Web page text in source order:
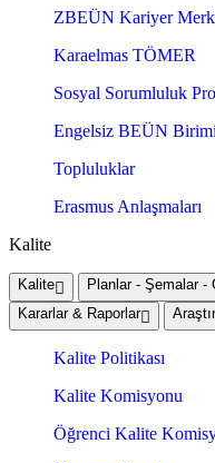
ZBEÜN Kariyer
Karaelmas TÖMER
Sosyal Sorumluluk
Engelsiz BEÜN Birimi
Topluluklar
Erasmus Anlaşmaları
Kalite
Kalite Planlar - Şemalar -
Kararlar & Raporlar
Kalite Politikası
Kalite Komisyonu
Öğrenci Kalite